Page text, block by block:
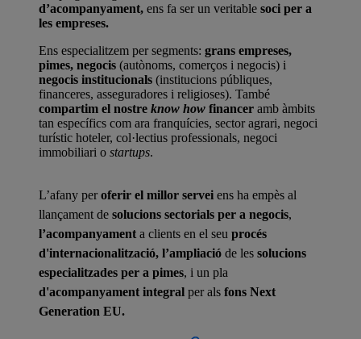
d’acompanyament, ens fa ser un veritable soci per a
les empreses.
Ens especialitzem per segments: grans empreses,
pimes, negocis (autònoms, comerços i negocis) i
negocis institucionals (institucions públiques,
financeres, asseguradores i religioses). També
compartim el nostre know how financer amb àmbits
tan específics com ara franquícies, sector agrari, negoci
turístic hoteler, col·lectius professionals, negoci
immobiliari o startups.
L’afany peroferir el millor servei ens ha empès al
llançament de solucions sectorials per a negocis,
l’acompanyament a clients en el seu procés
d'internacionalització, l’ampliació de les solucions
especialitzades per a pimes, i un pla
d'acompanyament integral per als fons Next
Generation EU.